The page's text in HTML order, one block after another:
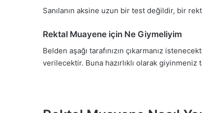
Sanılanın aksine uzun bir test değildir, bir
Rektal Muayene için Ne Giymeliyim
Belden aşağı tarafınızın çıkarmanız
verilecektir. Buna hazırlıklı olarak giyinmeniz